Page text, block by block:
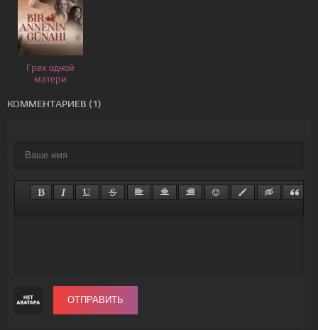
Грех одной
матери
КОММЕНТАРИЕВ (1)
ОТПРАВИТЬ